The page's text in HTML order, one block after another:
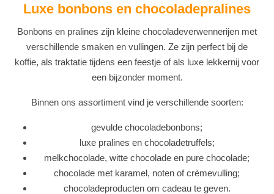
Luxe bonbons en chocoladepralines
Bonbons en pralines zijn kleine chocoladeverwennerijen met
verschillende smaken en vullingen. Ze zijn perfect bij de
koffie, als traktatie tijdens een feestje of als luxe lekkernij voor
een bijzonder moment.
Binnen ons assortiment vind je verschillende soorten:
gevulde chocoladebonbons;
luxe pralines en chocoladetruffels;
melkchocolade, witte chocolade en pure chocolade;
chocolade met karamel, noten of crèmevulling;
chocoladeproducten om cadeau te geven.